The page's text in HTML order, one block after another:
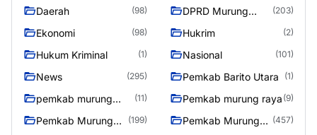
Daerah (98)
DPRD Murung
(203)
Ekonomi (98) Hukrim (2)
Hukum Kriminal (1) Nasional (101)
News (295) Pemkab Barito Utara (1)
pemkab murung
(11) Pemkab murung raya (9)
Pemkab Murung
(199)
Pemkab Murung
(457)